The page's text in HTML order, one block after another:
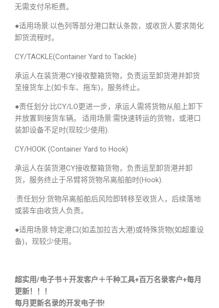
无需支付吊柜费。
●适用场景:以色列等部分港口默认条款，或收货人要求简化
卸货流程时。
CY/TACKLE(Container Yard to Tackle)
承运人在装货港CY接收整箱货物，负责运至卸货港并卸货
至接货车上(如卡车、拖车)，服务终止。
●责任划分:比CY/LO更进一步，承运人需将货物从船上卸下
并放置到接货车辆。·适用场景:需快速转运的货物，或港口
装卸设备不足时(现较少使用).
CY/HOOK (Container Yard to Hook)
承运人在装货港CY接收整箱货物，负责运至卸货港并卸
货，服务终止于吊臂将货物吊离船舶时(Hook).
·责任划分:货物吊离船舶后风险即转移至收货人，后续落地
或装车由收货人负责。
●适用场景:特定港口(如孟加拉吉大港)或特殊货物(如超重设
备)，现较少使用。
超实用/电子书＋开发客户＋千种工具+百万名录客户+每月
更新！！！
每月更新名录的开发电子书!